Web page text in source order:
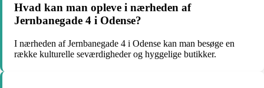
Hvad kan man opleve i nærheden af
Jernbanegade 4 i Odense?
I nærheden af Jernbanegade 4 i Odense kan man besøge en
række kulturelle seværdigheder og hyggelige butikker.